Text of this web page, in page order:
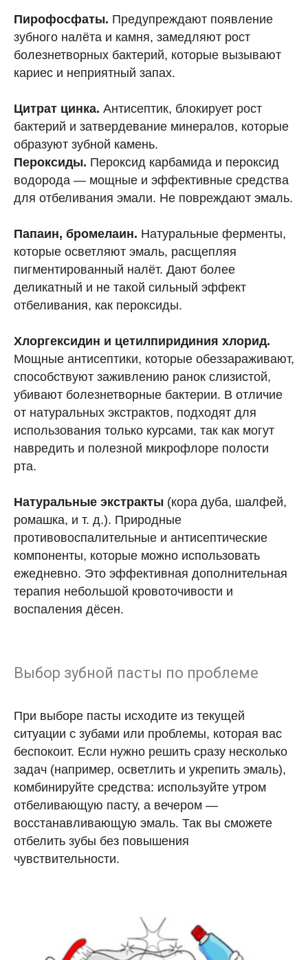
Пирофосфаты. Предупреждают появление
зубного налёта и камня, замедляют рост
болезнетворных бактерий, которые вызывают
кариес и неприятный запах.
Цитрат цинка. Антисептик, блокирует рост
бактерий и затвердевание минералов, которые
образуют зубной камень.
Пероксиды. Пероксид карбамида и пероксид
водорода — мощные и эффективные средства
для отбеливания эмали. Не повреждают эмаль.
Папаин, бромелаин. Натуральные ферменты,
которые осветляют эмаль, расщепляя
пигментированный налёт. Дают более
деликатный и не такой сильный эффект
отбеливания, как пероксиды.
Хлоргексидин и цетилпиридиния хлорид.
Мощные антисептики, которые обеззараживают,
способствуют заживлению ранок слизистой,
убивают болезнетворные бактерии. В отличие
от натуральных экстрактов, подходят для
использования только курсами, так как могут
навредить и полезной микрофлоре полости
рта.
Натуральные экстракты (кора дуба, шалфей,
ромашка, и т. д.). Природные
противовоспалительные и антисептические
компоненты, которые можно использовать
ежедневно. Это эффективная дополнительная
терапия небольшой кровоточивости и
воспаления дёсен.
Выбор зубной пасты по проблеме
При выборе пасты исходите из текущей
ситуации с зубами или проблемы, которая вас
беспокоит. Если нужно решить сразу несколько
задач (например, осветлить и укрепить эмаль),
комбинируйте средства: используйте утром
отбеливающую пасту, а вечером —
восстанавливающую эмаль. Так вы сможете
отбелить зубы без повышения
чувствительности.